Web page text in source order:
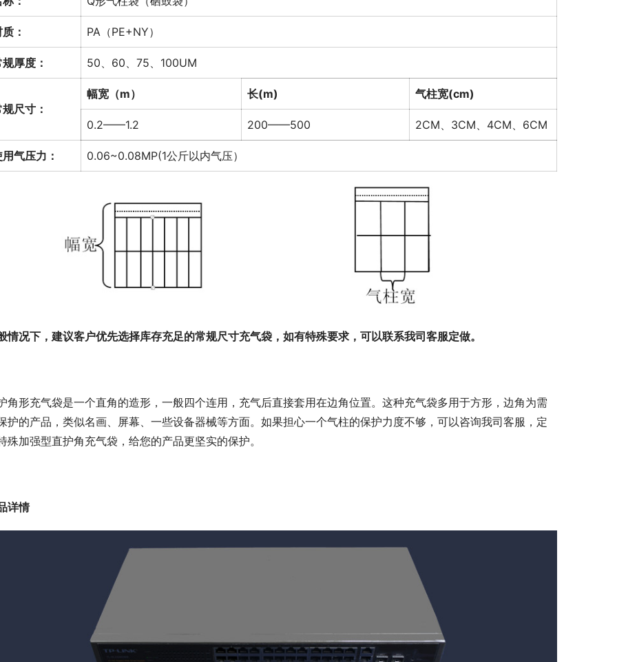
： PA（PE+NY）
厚度： 50、60、75、100UM
尺寸：
幅宽（m） 长(m) 气柱宽(cm)
0.2——1.2 200——500 2CM、3CM、4CM、6CM
气压力： 0.06~0.08MP(1公斤以内气压）
情况下， 建议客户优先选择库存充足的常规尺寸充气袋，如有特殊要求，可以联系我司客服定做。
角形充气袋是一个直角的造形，一般四个连用，充气后直接套用在边角位置。这种充气袋多用于方形，边角为需
护的产品，类似名画、屏幕、一些设备器械等方面。如果担心一个气柱的保护力度不够，可以咨询我司客服，定
殊加强型直护角充气袋，给您的产品更坚实的保护。
详情